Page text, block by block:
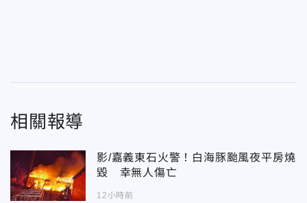
相關報導
影/嘉義東石火警！白海豚颱風夜平房燒
毀 幸無人傷亡
12小時前